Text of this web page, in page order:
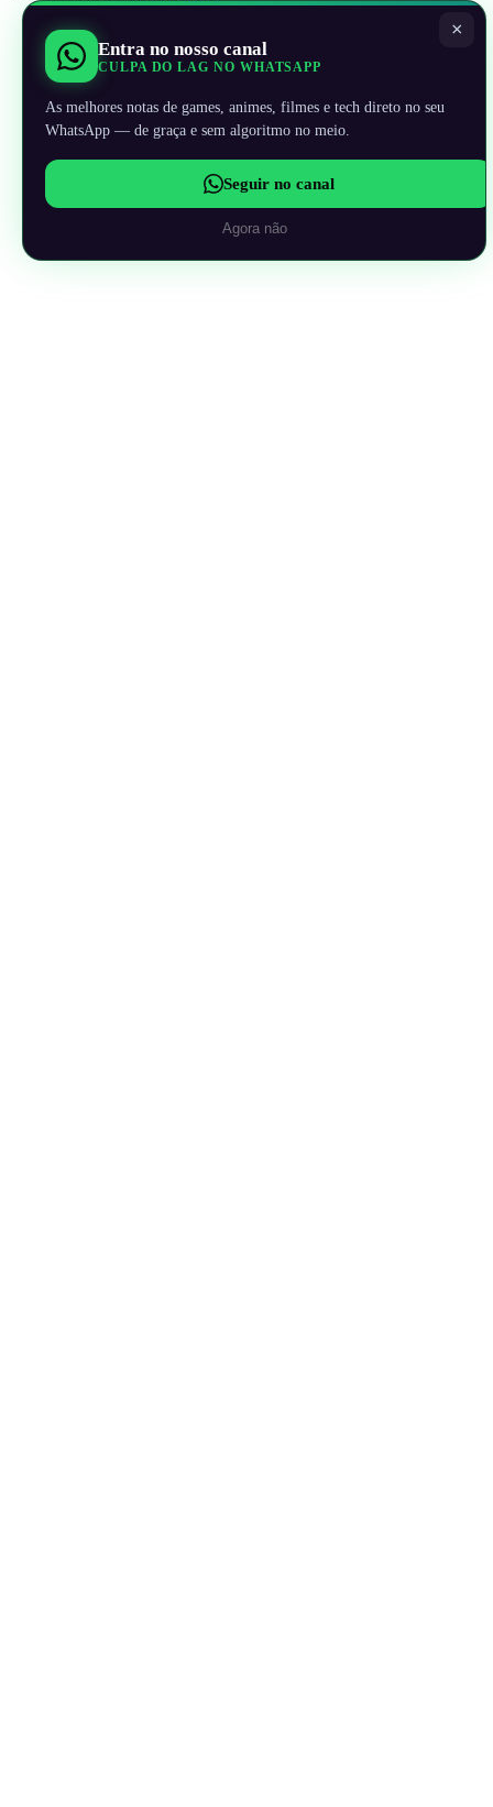
×
Entra no nosso canal
CULPA DO LAG NO WHATSAPP
As melhores notas de games, animes, filmes e tech direto no seu
WhatsApp — de graça e sem algoritmo no meio.
Seguir no canal
Agora não